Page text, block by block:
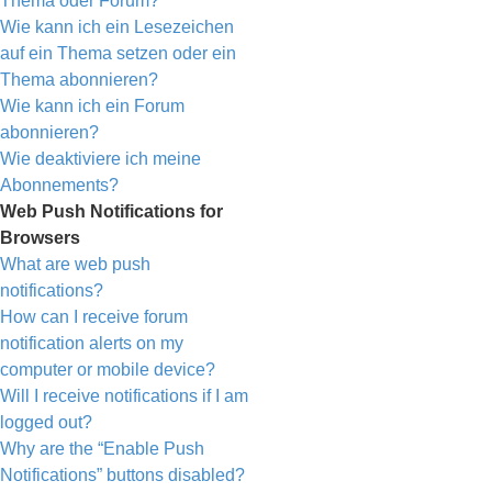
Wie kann ich ein Lesezeichen
auf ein Thema setzen oder ein
Thema abonnieren?
Wie kann ich ein Forum
abonnieren?
Wie deaktiviere ich meine
Abonnements?
Web Push Notifications for
Browsers
What are web push
notifications?
How can I receive forum
notification alerts on my
computer or mobile device?
Will I receive notifications if I am
logged out?
Why are the “Enable Push
Notifications” buttons disabled?